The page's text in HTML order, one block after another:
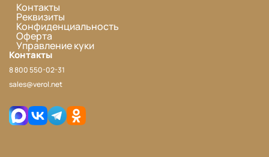
Контакты
Реквизиты
Конфиденциальность
Оферта
Управление куки
Контакты
8 800 550-02-31
sales@verol.net